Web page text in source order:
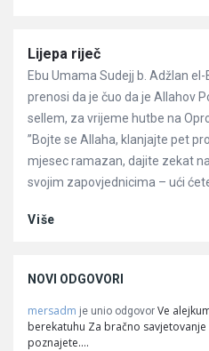
Članci
Lijepa riječ
Ebu Umama Sudejj b. Adžlan
prenosi da je čuo da je Allahov
sellem, za vrijeme hutbe na
”Bojte se Allaha, klanjajte pet
mjesec ramazan, dajite zekat
svojim zapovjednicima – ući ćete
Više
NOVI ODGOVORI
mersadm je unio odgovor Ve
berekatuhu Za bračno
poznajete.…